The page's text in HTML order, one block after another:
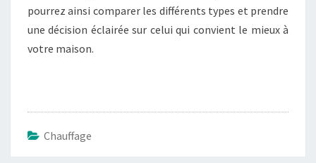
pourrez ainsi comparer les différents types et prendre
une décision éclairée sur celui qui convient le mieux à
votre maison.
Chauffage